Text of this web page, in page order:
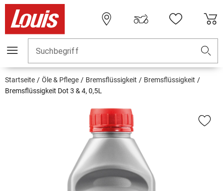
Suchbegriff
Startseite Öle & Pflege Bremsflüssigkeit
Bremsflüssigkeit
Bremsflüssigkeit Dot 3 & 4, 0,5L